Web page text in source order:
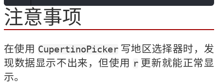
注意事项
在使用 CupertinoPicker 写地区选择器时，发
现数据显示不出来，但使用
r 更新就能正常显
示。